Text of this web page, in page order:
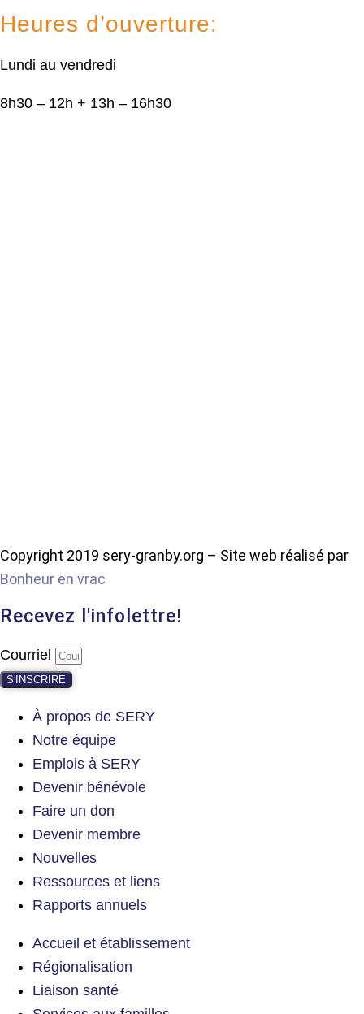
Heures d’ouverture:
Lundi au vendredi
8h30 – 12h + 13h – 16h30
Copyright 2019 sery-granby.org – Site web réalisé par
Bonheur en vrac
Recevez l'infolettre!
Courriel
S'INSCRIRE
À propos de SERY
Notre équipe
Emplois à SERY
Devenir bénévole
Faire un don
Devenir membre
Nouvelles
Ressources et liens
Rapports annuels
Accueil et établissement
Régionalisation
Liaison santé